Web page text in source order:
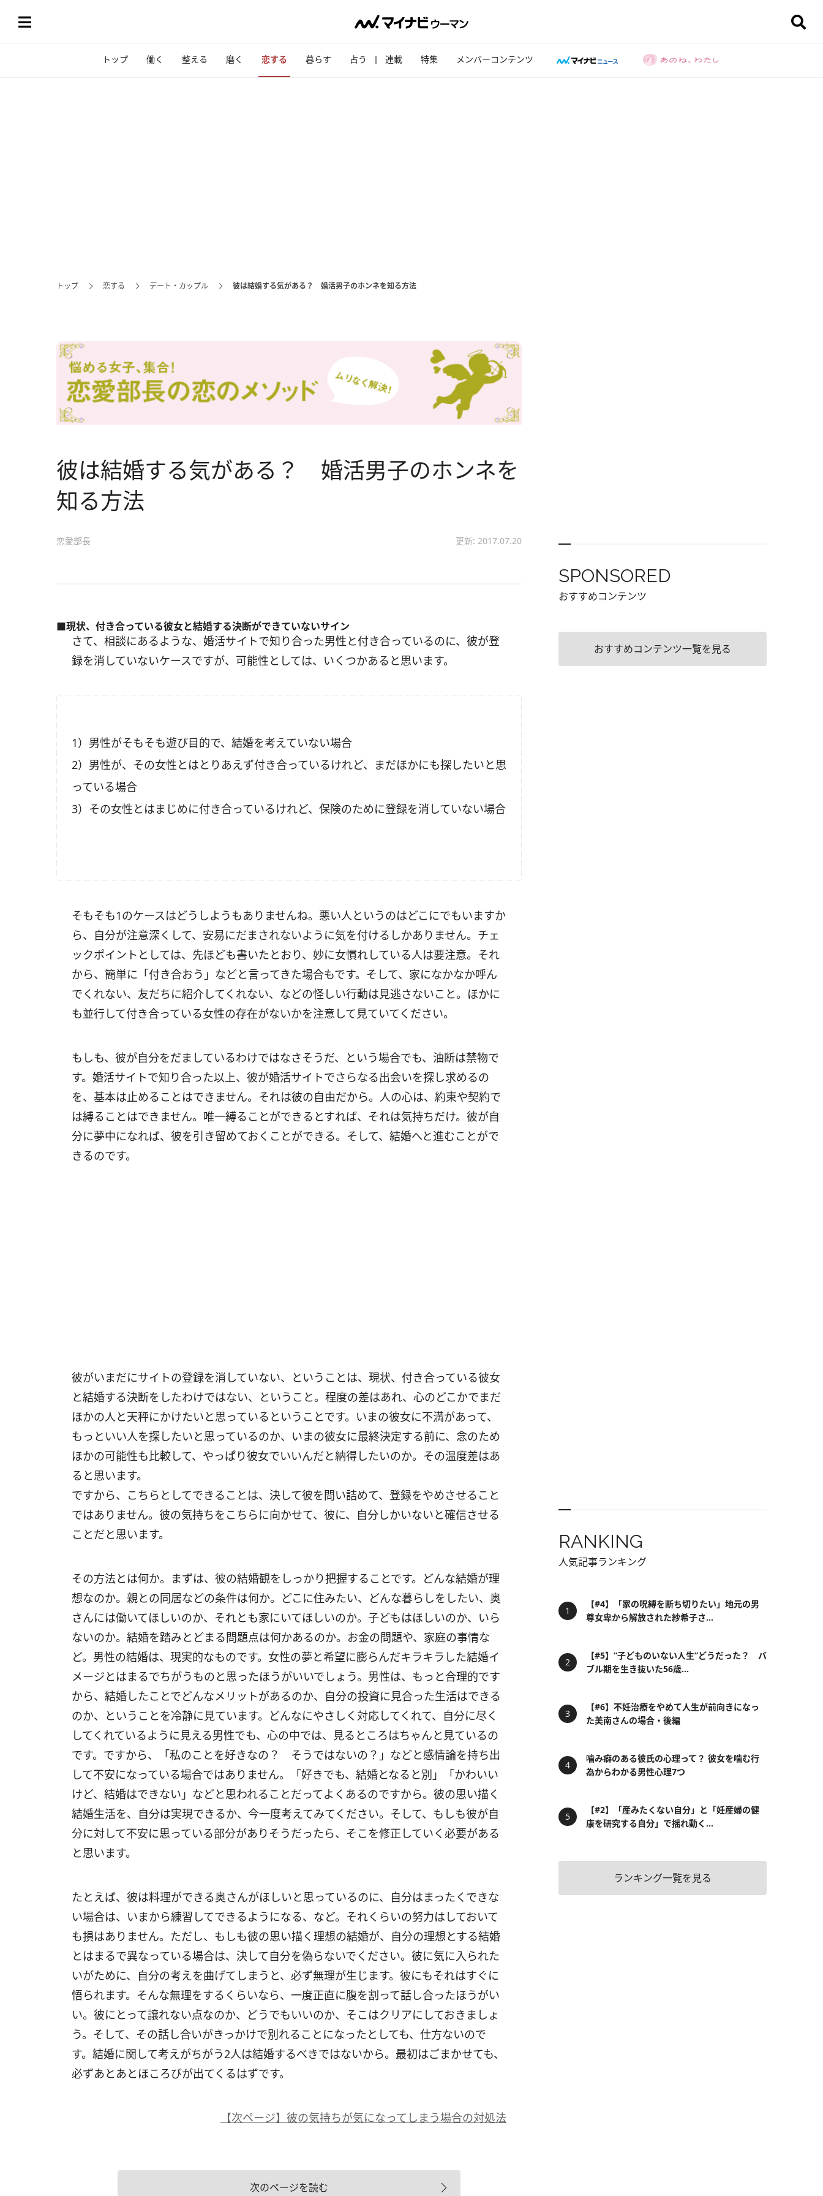
トップ 働く 整える 磨く 恋する 暮らす 占う 連載 特集 メンバーコンテンツ
トップ 恋する デート・カップル 彼は結婚する気がある？ 婚活男子のホンネを知る方法
彼は結婚する気がある？ 婚活男子のホンネを
知る方法
恋愛部長 更新: 2017.07.20
■現状、付き合っている彼女と結婚する決断ができていないサイン
さて、相談にあるような、婚活サイトで知り合った男性と付き合っているのに、彼が登
録を消していないケースですが、可能性としては、いくつかあると思います。
1）男性がそもそも遊び目的で、結婚を考えていない場合
2）男性が、その女性とはとりあえず付き合っているけれど、まだほかにも探したいと思
っている場合
3）その女性とはまじめに付き合っているけれど、保険のために登録を消していない場合
そもそも1のケースはどうしようもありませんね。悪い人というのはどこにでもいますか
ら、自分が注意深くして、安易にだまされないように気を付けるしかありません。チェ
ックポイントとしては、先ほども書いたとおり、妙に女慣れしている人は要注意。それ
から、簡単に「付き合おう」などと言ってきた場合もです。そして、家になかなか呼ん
でくれない、友だちに紹介してくれない、などの怪しい行動は見逃さないこと。ほかに
も並行して付き合っている女性の存在がないかを注意して見ていてください。
もしも、彼が自分をだましているわけではなさそうだ、という場合でも、油断は禁物で
す。婚活サイトで知り合った以上、彼が婚活サイトでさらなる出会いを探し求めるの
を、基本は止めることはできません。それは彼の自由だから。人の心は、約束や契約で
は縛ることはできません。唯一縛ることができるとすれば、それは気持ちだけ。彼が自
分に夢中になれば、彼を引き留めておくことができる。そして、結婚へと進むことがで
きるのです。
彼がいまだにサイトの登録を消していない、ということは、現状、付き合っている彼女
と結婚する決断をしたわけではない、ということ。程度の差はあれ、心のどこかでまだ
ほかの人と天秤にかけたいと思っているということです。いまの彼女に不満があって、
もっといい人を探したいと思っているのか、いまの彼女に最終決定する前に、念のため
ほかの可能性も比較して、やっぱり彼女でいいんだと納得したいのか。その温度差はあ
ると思います。
ですから、こちらとしてできることは、決して彼を問い詰めて、登録をやめさせること
ではありません。彼の気持ちをこちらに向かせて、彼に、自分しかいないと確信させる
ことだと思います。
その方法とは何か。まずは、彼の結婚観をしっかり把握することです。どんな結婚が理
想なのか。親との同居などの条件は何か。どこに住みたい、どんな暮らしをしたい、奥
さんには働いてほしいのか、それとも家にいてほしいのか。子どもはほしいのか、いら
ないのか。結婚を踏みとどまる問題点は何かあるのか。お金の問題や、家庭の事情な
ど。男性の結婚は、現実的なものです。女性の夢と希望に膨らんだキラキラした結婚イ
メージとはまるでちがうものと思ったほうがいいでしょう。男性は、もっと合理的です
から、結婚したことでどんなメリットがあるのか、自分の投資に見合った生活はできる
のか、ということを冷静に見ています。どんなにやさしく対応してくれて、自分に尽く
してくれているように見える男性でも、心の中では、見るところはちゃんと見ているの
です。ですから、「私のことを好きなの？ そうではないの？」などと感情論を持ち出
して不安になっている場合ではありません。「好きでも、結婚となると別」「かわいい
けど、結婚はできない」などと思われることだってよくあるのですから。彼の思い描く
結婚生活を、自分は実現できるか、今一度考えてみてください。そして、もしも彼が自
分に対して不安に思っている部分がありそうだったら、そこを修正していく必要がある
と思います。
たとえば、彼は料理ができる奥さんがほしいと思っているのに、自分はまったくできな
い場合は、いまから練習してできるようになる、など。それくらいの努力はしておいて
も損はありません。ただし、もしも彼の思い描く理想の結婚が、自分の理想とする結婚
とはまるで異なっている場合は、決して自分を偽らないでください。彼に気に入られた
いがために、自分の考えを曲げてしまうと、必ず無理が生じます。彼にもそれはすぐに
悟られます。そんな無理をするくらいなら、一度正直に腹を割って話し合ったほうがい
い。彼にとって譲れない点なのか、どうでもいいのか、そこはクリアにしておきましょ
う。そして、その話し合いがきっかけで別れることになったとしても、仕方ないので
す。結婚に関して考えがちがう2人は結婚するべきではないから。最初はごまかせても、
必ずあとあとほころびが出てくるはずです。
【次ページ】彼の気持ちが気になってしまう場合の対処法
次のページを読む
SPONSORED
おすすめコンテンツ
おすすめコンテンツ一覧を見る
RANKING
人気記事ランキング
【#4】「家の呪縛を断ち切りたい」地元の男
尊女卑から解放された紗希子さ...
【#5】“子どものいない人生”どうだった？ バ
ブル期を生き抜いた56歳...
【#6】不妊治療をやめて人生が前向きになっ
た美南さんの場合・後編
噛み癖のある彼氏の心理って？ 彼女を噛む行
為からわかる男性心理7つ
【#2】「産みたくない自分」と「妊産婦の健
康を研究する自分」で揺れ動く...
ランキング一覧を見る